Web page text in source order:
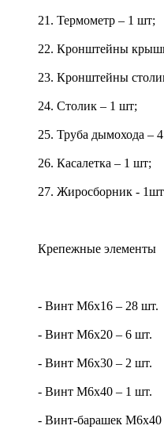
21. Термометр – 1 шт;
22. Кронштейны
23. Кронштейны
24. Столик – 1 шт;
25. Труба дымохода –
26. Касалетка – 1 шт;
27. Жиросборник -
Крепежные элементы
- Винт М6х16 – 28 шт.
- Винт М6х20 – 6 шт.
- Винт М6х30 – 2 шт.
- Винт М6х40 – 1 шт.
- Винт-барашек М6х40